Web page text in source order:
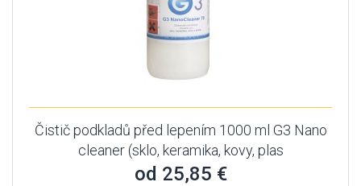
Čistič podkladů před lepením 1000 ml G3 Nano
cleaner (sklo, keramika, kovy, plas
od 25,85 €